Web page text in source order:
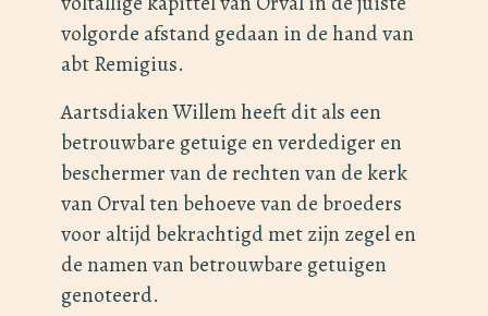
volgorde afstand gedaan in de hand van
abt Remigius.
Aartsdiaken Willem heeft dit als een
betrouwbare getuige en verdediger en
beschermer van de rechten van de kerk
van Orval ten behoeve van de broeders
voor altijd bekrachtigd met zijn zegel en
de namen van betrouwbare getuigen
genoteerd.